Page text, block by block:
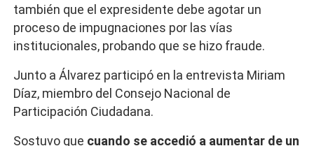
también que el expresidente debe agotar un
proceso de impugnaciones por las vías
institucionales, probando que se hizo fraude.
Junto a Álvarez participó en la entrevista Miriam
Díaz, miembro del Consejo Nacional de
Participación Ciudadana.
Sostuvo que cuando se accedió a aumentar de un